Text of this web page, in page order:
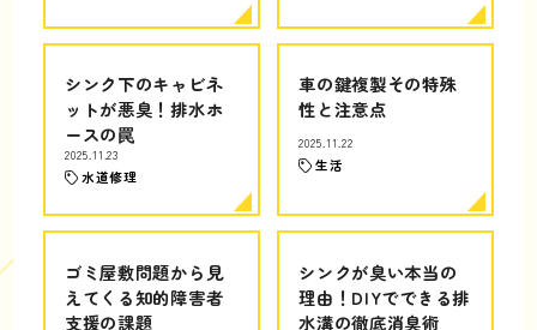
シンク下のキャビネ
ットが悪臭！排水ホ
ースの罠
2025.11.23
水道修理
車の鍵複製その特殊
性と注意点
2025.11.22
生活
ゴミ屋敷問題から見
えてくる知的障害者
支援の課題
シンクが臭い本当の
理由！DIYでできる排
水溝の徹底消臭術